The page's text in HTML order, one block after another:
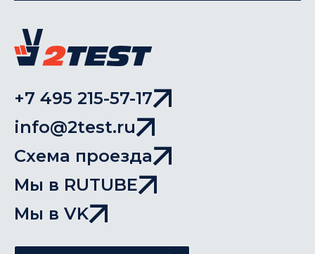
+7 495 215-57-17
info@2test.ru
Схема проезда
Мы в RUTUBE
Мы в VK